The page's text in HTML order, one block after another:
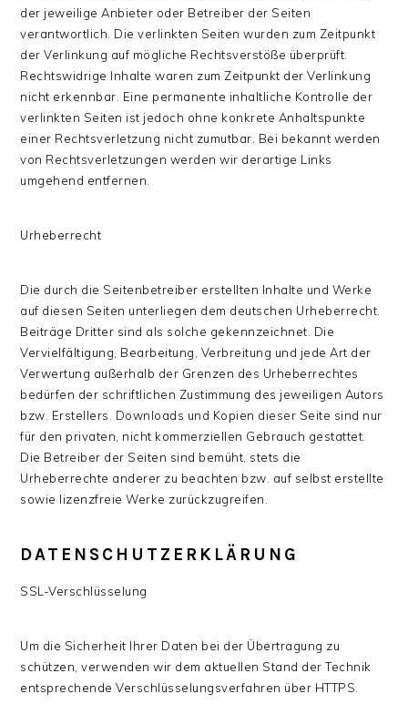
der jeweilige Anbieter oder Betreiber der Seiten
verantwortlich. Die verlinkten Seiten wurden zum Zeitpunkt
der Verlinkung auf mögliche Rechtsverstöße überprüft.
Rechtswidrige Inhalte waren zum Zeitpunkt der Verlinkung
nicht erkennbar. Eine permanente inhaltliche Kontrolle der
verlinkten Seiten ist jedoch ohne konkrete Anhaltspunkte
einer Rechtsverletzung nicht zumutbar. Bei bekannt werden
von Rechtsverletzungen werden wir derartige Links
umgehend entfernen.
Urheberrecht
Die durch die Seitenbetreiber erstellten Inhalte und Werke
auf diesen Seiten unterliegen dem deutschen Urheberrecht.
Beiträge Dritter sind als solche gekennzeichnet. Die
Vervielfältigung, Bearbeitung, Verbreitung und jede Art der
Verwertung außerhalb der Grenzen des Urheberrechtes
bedürfen der schriftlichen Zustimmung des jeweiligen Autors
bzw. Erstellers. Downloads und Kopien dieser Seite sind nur
für den privaten, nicht kommerziellen Gebrauch gestattet.
Die Betreiber der Seiten sind bemüht, stets die
Urheberrechte anderer zu beachten bzw. auf selbst erstellte
sowie lizenzfreie Werke zurückzugreifen.
DATENSCHUTZERKLÄRUNG
SSL-Verschlüsselung
Um die Sicherheit Ihrer Daten bei der Übertragung zu
schützen, verwenden wir dem aktuellen Stand der Technik
entsprechende Verschlüsselungsverfahren über HTTPS.